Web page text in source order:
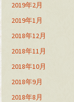
2019年2月
2019年1月
2018年12月
2018年11月
2018年10月
2018年9月
2018年8月